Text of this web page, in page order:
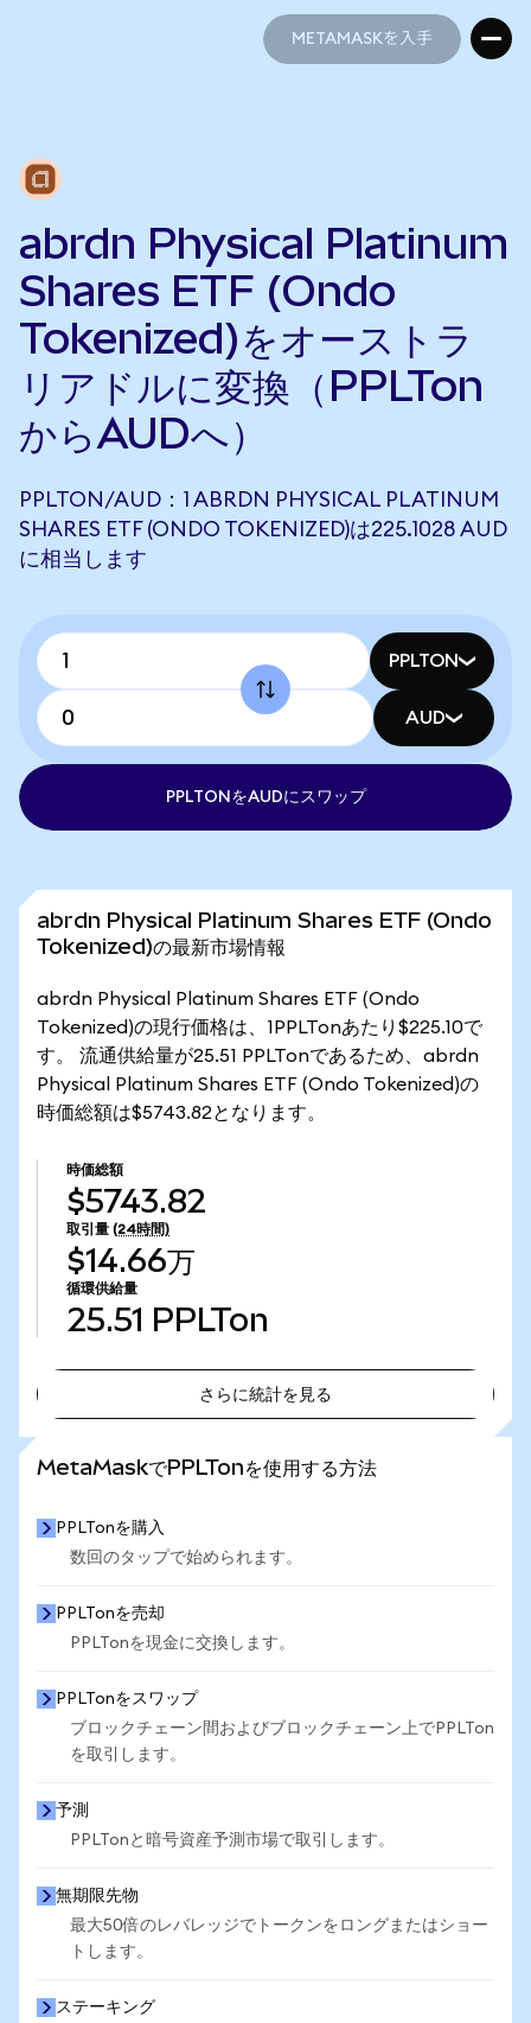
METAMASKを入手
abrdn Physical Platinum
Shares ETF (Ondo
Tokenized)をオーストラ
リアドルに変換（PPLTon
からAUDへ）
PPLTON/AUD：1 ABRDN PHYSICAL PLATINUM
SHARES ETF (ONDO TOKENIZED)は225.1028 AUD
に相当します
PPLTON
AUD
PPLTONをAUDにスワップ
abrdn Physical Platinum Shares ETF (Ondo
Tokenized)の最新市場情報
abrdn Physical Platinum Shares ETF (Ondo
Tokenized)の現行価格は、1PPLTonあたり$225.10で
す。 流通供給量が25.51 PPLTonであるため、abrdn
Physical Platinum Shares ETF (Ondo Tokenized)の
時価総額は$5743.82となります。
時価総額
$5743.82
取引量 (24時間)
$14.66万
循環供給量
25.51 PPLTon
さらに統計を見る
MetaMaskでPPLTonを使用する方法
PPLTonを購入
数回のタップで始められます。
PPLTonを売却
PPLTonを現金に交換します。
PPLTonをスワップ
ブロックチェーン間およびブロックチェーン上でPPLTon
を取引します。
予測
PPLTonと暗号資産予測市場で取引します。
無期限先物
最大50倍のレバレッジでトークンをロングまたはショー
トします。
ステーキング